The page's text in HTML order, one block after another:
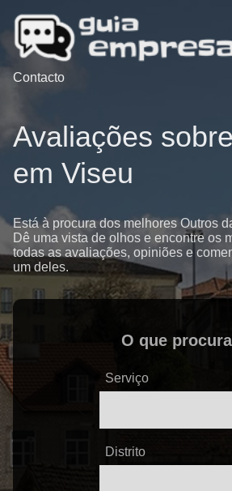
Contacto
Avaliações
em Viseu
Está à procura dos melhores Outros
Dê uma vista de olhos e encontre os
todas as avaliações, opiniões e
um deles.
O que
Serviço
Distrito